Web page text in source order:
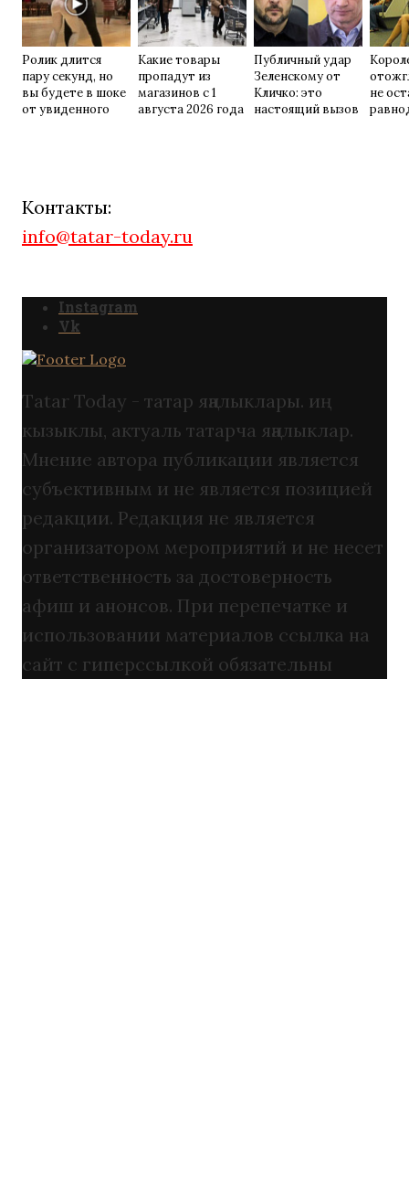
Ролик длится
пару секунд, но
вы будете в шоке
от увиденного
Какие товары
пропадут из
магазинов с 1
августа 2026 года
Публичный удар
Зеленскому от
Кличко: это
настоящий вызов
не
Контакты:
info@tatar-today.ru
Instagram
Vk
Tatar Today - татар яңалыклары. иң
кызыклы, актуаль татарча яңалыклар.
Мнение автора публикации является
субъективным и не является позицией
редакции. Редакция не является
организатором мероприятий и не несет
ответственность за достоверность
афиш и анонсов. При перепечатке и
использовании материалов ссылка на
сайт с гиперссылкой обязательны